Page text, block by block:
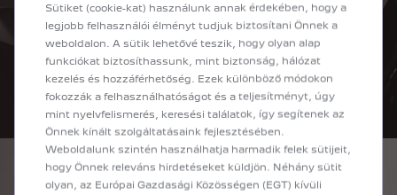
Sütiket (cookie-kat) használunk annak érdekében, hogy a
legjobb felhasználói élményt tudjuk biztosítani Önnek a
weboldalon. A sütik lehetővé teszik, hogy olyan alap
funkciókat biztosíthassunk, mint biztonság, hálózat
kezelés és hozzáférhetőség. Ezek különböző módokon
fokozzák a felhasználhatóságot és a teljesítményt, úgy
mint nyelvfelismerés, keresési találatok, így segítenek az
Önnek kínált szolgáltatásaink fejlesztésében.
Weboldalunk szintén használhatja harmadik felek sütijeit,
hogy Önnek releváns hirdetéseket küldjön. Néhány sütit
olyan, az Európai Gazdasági Közösségen (EGT) kívüli